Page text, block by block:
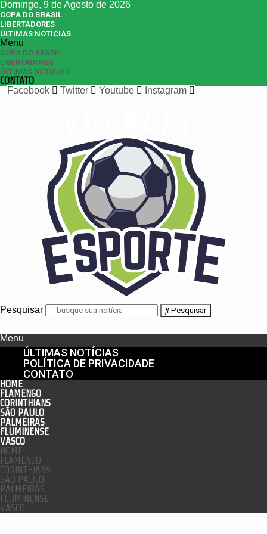
Domingo, 9 de Agosto de 2026
COPA DO BRASIL
LIBERTADORES
ÚLTIMAS NOTÍCIAS
Menu
COPA DO BRASIL
LIBERTADORES
ÚLTIMAS NOTÍCIAS
CONTATO
Facebook
Twitter Youtube Instagram
Pesquisar Pesquisar
Menu
ÚLTIMAS NOTÍCIAS
POLÍTICA DE PRIVACIDADE
CONTATO
HOME
FLAMENGO
CORINTHIANS
SÃO PAULO
PALMEIRAS
FLUMINENSE
VASCO
HOME
FLAMENGO
CORINTHIANS
SÃO PAULO
PALMEIRAS
FLUMINENSE
VASCO